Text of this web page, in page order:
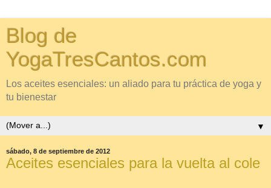
Blog de
YogaTresCantos.com
Los aceites esenciales: un aliado para tu práctica de yoga y
tu bienestar
▼
sábado, 8 de septiembre de 2012
Aceites esenciales para la vuelta al cole